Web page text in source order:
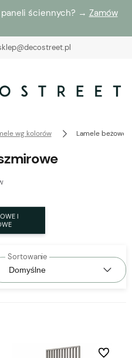
ściennych? → Zamów
dodane produkty do listy
sesji.
wg kolorów Lamele beżowe
I
Do